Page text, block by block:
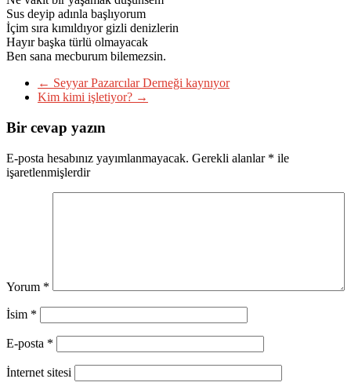
Sus deyip adınla başlıyorum
İçim sıra kımıldıyor gizli denizlerin
Hayır başka türlü olmayacak
Ben sana mecburum bilemezsin.
← Seyyar Pazarcılar Derneği kaynıyor
Kim kimi işletiyor? →
Bir cevap yazın
E-posta hesabınız yayımlanmayacak. Gerekli alanlar * ile
işaretlenmişlerdir
Yorum *
İsim *
E-posta *
İnternet sitesi